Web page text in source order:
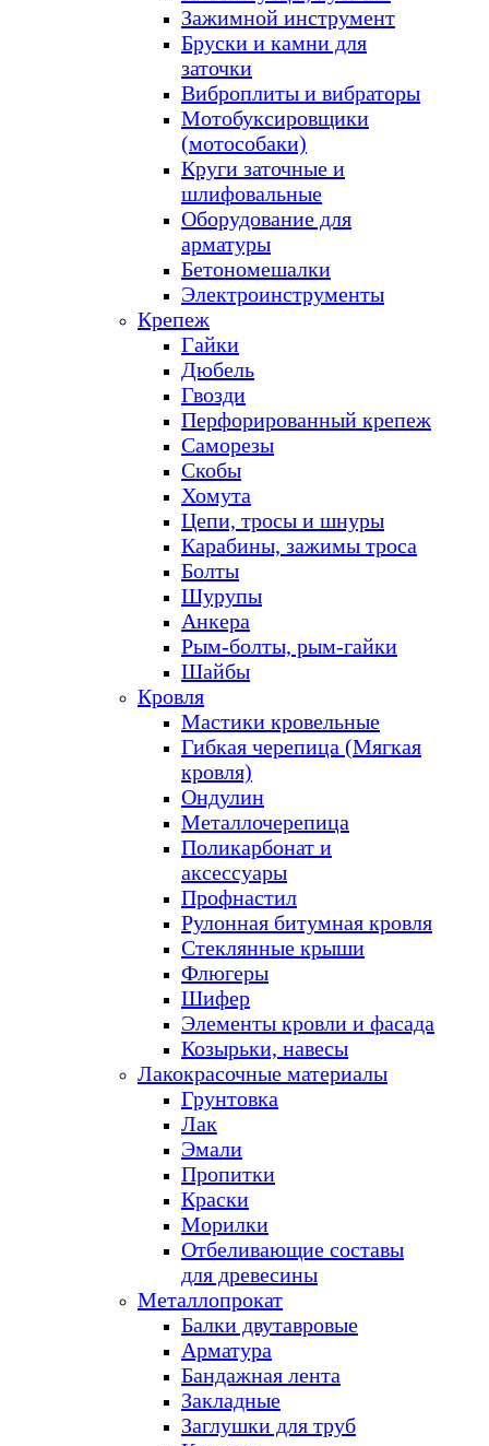
Зажимной инструмент
Бруски и камни для
заточки
Виброплиты и вибраторы
Мотобуксировщики
(мотособаки)
Круги заточные и
шлифовальные
Оборудование для
арматуры
Бетономешалки
Электроинструменты
Крепеж
Гайки
Дюбель
Гвозди
Перфорированный крепеж
Саморезы
Скобы
Хомута
Цепи, тросы и шнуры
Карабины, зажимы троса
Болты
Шурупы
Анкера
Рым-болты, рым-гайки
Шайбы
Кровля
Мастики кровельные
Гибкая черепица (Мягкая
кровля)
Ондулин
Металлочерепица
Поликарбонат и
аксессуары
Профнастил
Рулонная битумная кровля
Стеклянные крыши
Флюгеры
Шифер
Элементы кровли и фасада
Козырьки, навесы
Лакокрасочные материалы
Грунтовка
Лак
Эмали
Пропитки
Краски
Морилки
Отбеливающие составы
для древесины
Металлопрокат
Балки двутавровые
Арматура
Бандажная лента
Закладные
Заглушки для труб